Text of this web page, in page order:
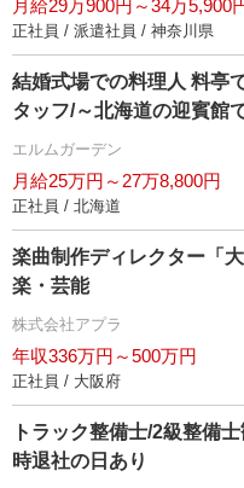
月給29万900円～34万5,900
正社員 / 派遣社員 / 神奈川県
結婚式場での料理人 料亭
タッフ/～北海道の迎賓館
エルムガーデン
月給25万円～27万8,800円
正社員 / 北海道
楽曲制作ディレクター「
楽・芸能
株式会社アプラ
年収336万円～500万円
正社員 / 大阪府
トラック整備士/2級整備
時退社の日あり